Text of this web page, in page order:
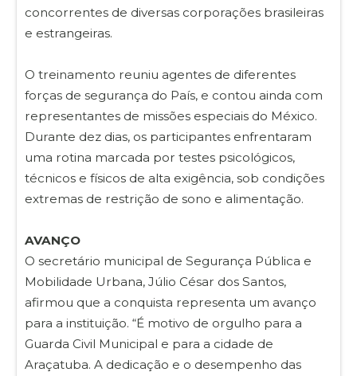
concorrentes de diversas corporações brasileiras
e estrangeiras.
O treinamento reuniu agentes de diferentes
forças de segurança do País, e contou ainda com
representantes de missões especiais do México.
Durante dez dias, os participantes enfrentaram
uma rotina marcada por testes psicológicos,
técnicos e físicos de alta exigência, sob condições
extremas de restrição de sono e alimentação.
AVANÇO
O secretário municipal de Segurança Pública e
Mobilidade Urbana, Júlio César dos Santos,
afirmou que a conquista representa um avanço
para a instituição. “É motivo de orgulho para a
Guarda Civil Municipal e para a cidade de
Araçatuba. A dedicação e o desempenho das